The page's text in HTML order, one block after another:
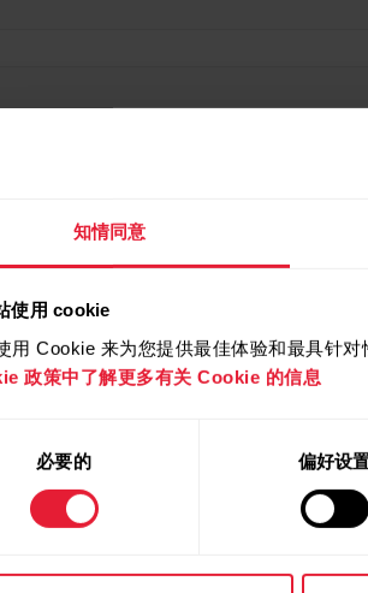
知情同意
使用 cookie
用 Cookie 来为您提供最佳体验和最具针
政策中了解更多有关 Cookie 的信息
必要的 偏好设
中的 Javascript 与 cookie
脑能够正确识别您的手表
起作用，请从 Polar FlowSync 故障